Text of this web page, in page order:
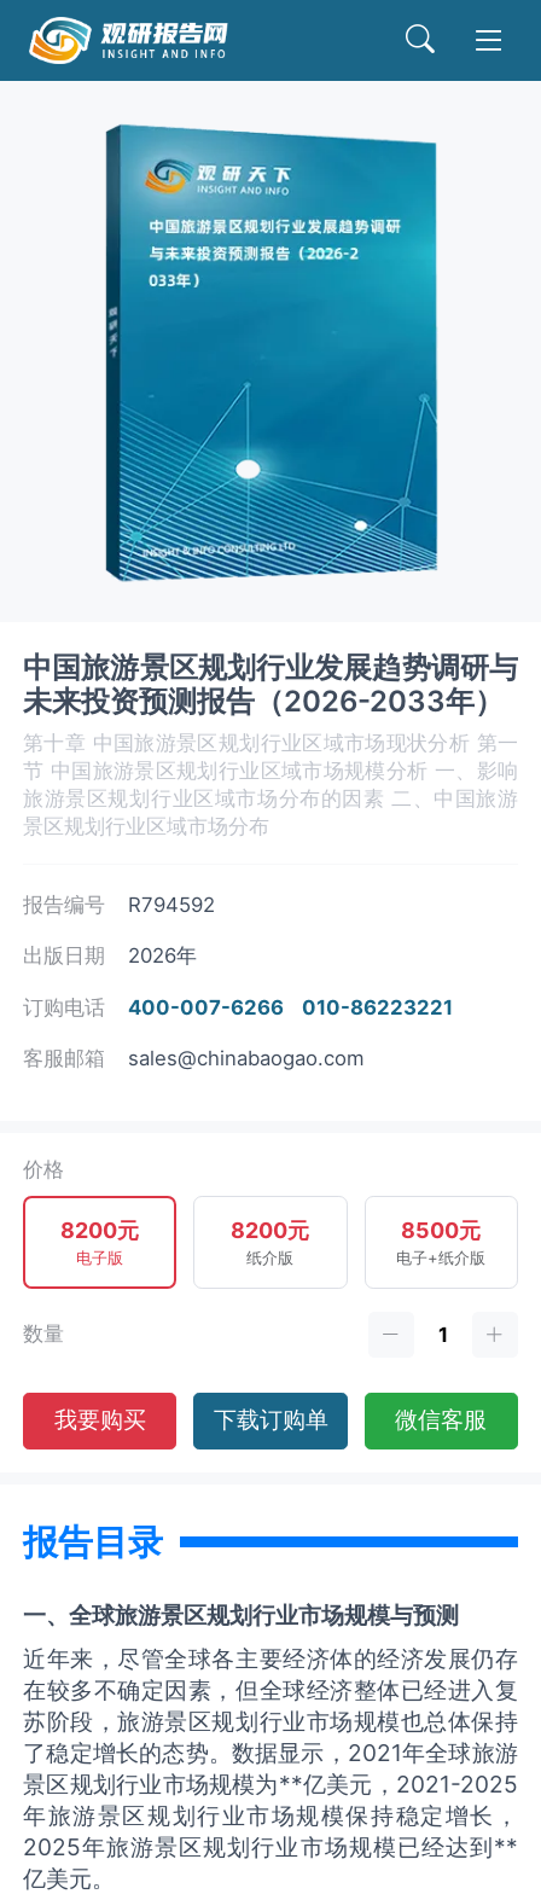
中国旅游景区规划行业发展趋势调研与
未来投资预测报告（2026-2033年）
第十章 中国旅游景区规划‌‌‌行业区域市场现状分析 第一
节 中国旅游景区规划行业区域市场规模分析 一、影响
旅游景区规划‌‌‌行业区域市场分布的因素 二、中国旅游
景区规划‌‌‌行业区域市场分布
报告编号 R794592
出版日期 2026年
订购电话 400-007-6266 010-86223221
客服邮箱 sales@chinabaogao.com
价格
8200元
电子版
8200元
纸介版
8500元
电子+纸介版
数量
我要购买 下载订购单 微信客服
报告目录
一、全球旅游景区规划行业市场规模与预测
近年来，尽管全球各主要经济体的经济发展仍存
在较多不确定因素，但全球经济整体已经进入复
苏阶段，旅游景区规划行业市场规模也总体保持
了稳定增长的态势。数据显示，2021年全球旅游
景区规划行业市场规模为**亿美元，2021-2025
年旅游景区规划行业市场规模保持稳定增长，
2025年旅游景区规划行业市场规模已经达到**
亿美元。